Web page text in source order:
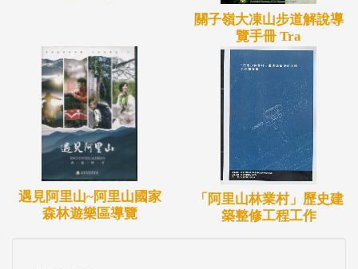
關子嶺大凍山步道解說導
覽手冊 Tra
遇見阿里山~阿里山國家
森林遊樂區導覽
「阿里山林業村」歷史建
築整修工程工作